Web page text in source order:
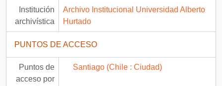
Institución
archivística
Archivo Institucional Universidad Alberto
Hurtado
PUNTOS DE ACCESO
Puntos de
acceso por
Santiago (Chile : Ciudad)